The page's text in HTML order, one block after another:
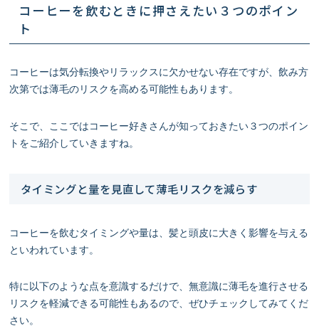
コーヒーを飲むときに押さえたい３つのポイン
ト
コーヒーは気分転換やリラックスに欠かせない存在ですが、飲み方
次第では薄毛のリスクを高める可能性もあります。
そこで、ここではコーヒー好きさんが知っておきたい３つのポイン
トをご紹介していきますね。
タイミングと量を見直して薄毛リスクを減らす
コーヒーを飲むタイミングや量は、髪と頭皮に大きく影響を与える
といわれています。
特に以下のような点を意識するだけで、無意識に薄毛を進行させる
リスクを軽減できる可能性もあるので、ぜひチェックしてみてくだ
さい。